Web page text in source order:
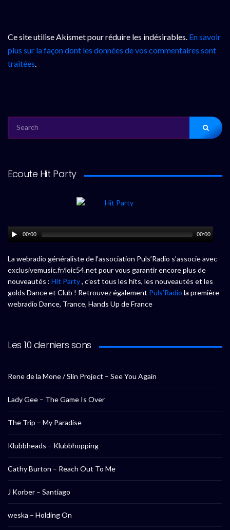
Ce site utilise Akismet pour réduire les indésirables. En savoir
plus sur la façon dont les données de vos commentaires sont
traitées.
FOR:
Ecoute Hit Party
00:00 00:00
La webradio généraliste de l’association Puls’Radio s’associe avec
exclusivemusic.fr/loic54.net pour vous garantir encore plus de
nouveautés : Hit Party, c’est tous les hits, les nouveautés et les
golds Dance et Club ! Retrouvez également Puls’Radio la première
webradio Dance, Trance, Hands Up de France
Les 10 derniers sons
Rene de la Mone / Slin Project – See You Again
Lady Gee – The Game Is Over
The Trip – My Paradise
Klubbheads – Klubbhopping
Cathy Burton – Reach Out To Me
J Korber – Santiago
weska – Holding On